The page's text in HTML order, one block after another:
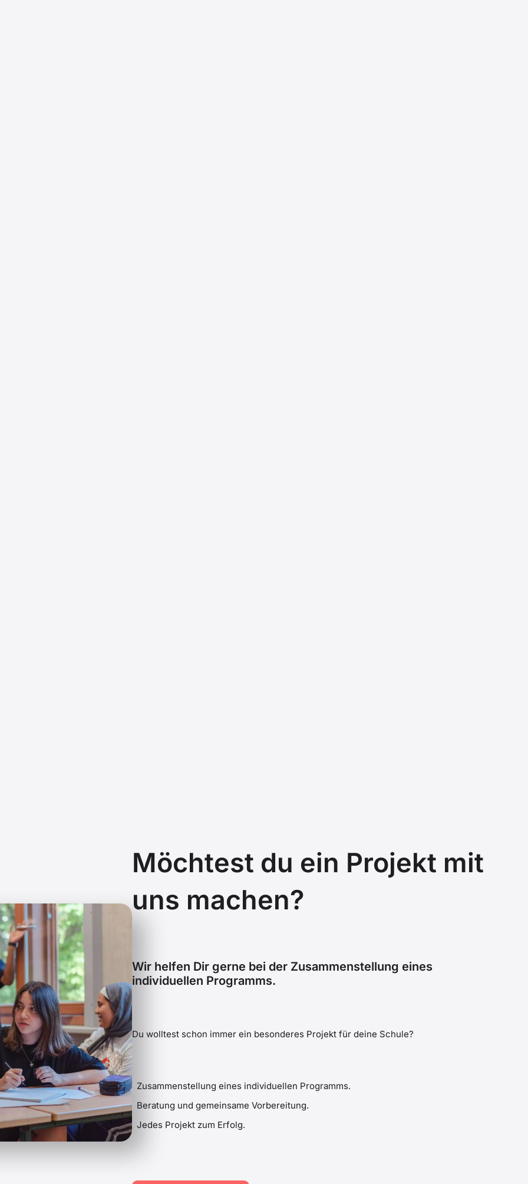
Möchtest du ein Projekt mit
uns machen?
Wir helfen Dir gerne bei der Zusammenstellung eines
individuellen Programms.
Du wolltest schon immer ein besonderes Projekt für deine Schule?
Zusammenstellung eines individuellen Programms.
Beratung und gemeinsame Vorbereitung.
Jedes Projekt zum Erfolg.